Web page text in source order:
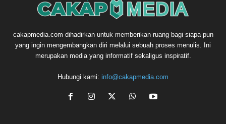
cakapmedia.com dihadirkan untuk memberikan ruang bagi siapa pun
yang ingin mengembangkan diri melalui sebuah proses menulis. Ini
merupakan media yang informatif sekaligus inspiratif.
Hubungi kami: info@cakapmedia.com